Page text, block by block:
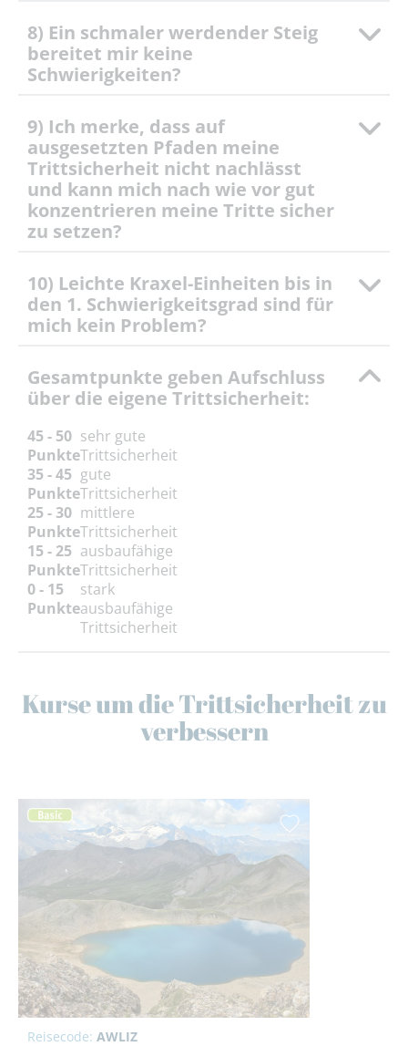
8) Ein schmaler werdender Steig
bereitet mir keine
Schwierigkeiten?
9) Ich merke, dass auf
ausgesetzten Pfaden meine
Trittsicherheit nicht nachlässt
und kann mich nach wie vor gut
konzentrieren meine Tritte sicher
zu setzen?
10) Leichte Kraxel-Einheiten bis in
den 1. Schwierigkeitsgrad sind für
mich kein Problem?
Gesamtpunkte geben Aufschluss
über die eigene Trittsicherheit:
45 - 50
Punkte
sehr gute
Trittsicherheit
35 - 45
Punkte
gute
Trittsicherheit
25 - 30
Punkte
mittlere
Trittsicherheit
15 - 25
Punkte
ausbaufähige
Trittsicherheit
0 - 15
Punkte
stark
ausbaufähige
Trittsicherheit
Kurse um die Trittsicherheit zu
verbessern
Reisecode: AWLIZ